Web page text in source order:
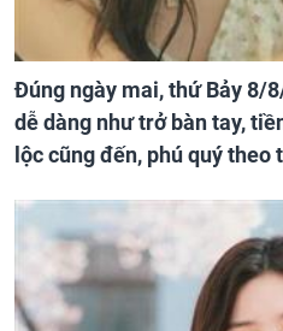
Đúng ngày mai, thứ Bảy 8/
dễ dàng như trở bàn tay,
lộc cũng đến, phú quý theo